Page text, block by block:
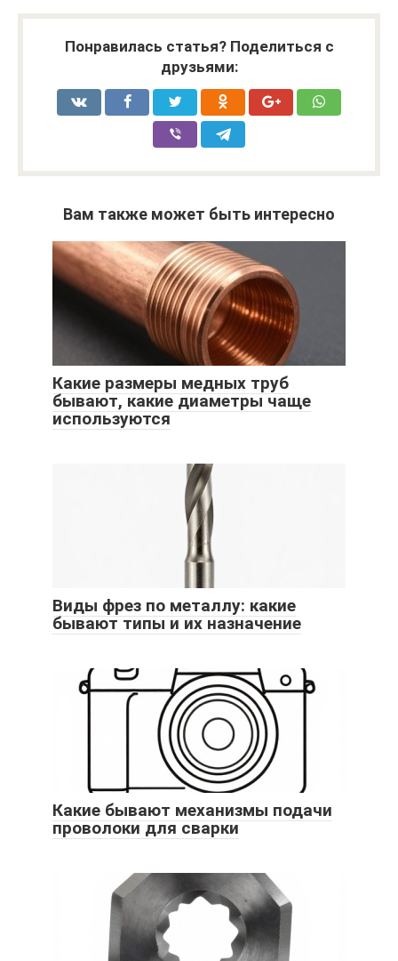
Понравилась статья? Поделиться с
друзьями:
Вам также может быть интересно
Какие размеры медных труб
бывают, какие диаметры чаще
используются
Виды фрез по металлу: какие
бывают типы и их назначение
Какие бывают механизмы подачи
проволоки для сварки